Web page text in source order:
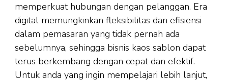
memperkuat hubungan dengan pelanggan. Era
digital memungkinkan fleksibilitas dan efisiensi
dalam pemasaran yang tidak pernah ada
sebelumnya, sehingga bisnis kaos sablon dapat
terus berkembang dengan cepat dan efektif.
Untuk anda yang ingin mempelajari lebih lanjut,